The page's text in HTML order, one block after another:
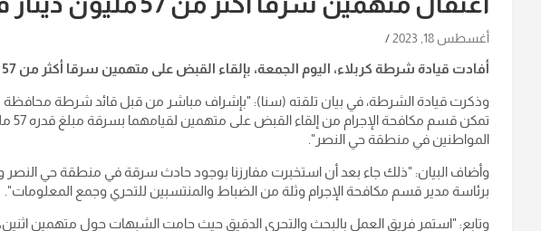
أغسطس 18, 2023
أفادت قيادة شرطة كربلاء، اليوم الجمعة، بإلقاء القبض على متهمين سرقا أكثر من 57 مليون دينار عراقي.
وذكرت قيادة الشرطة، في بيان تلقته (سنا): "بإشراف مباشر من قبل قائد شرطة محافظة
المواطنين في منطقة حي النصر".
وأضاف البيان: "ذلك جاء بعد أن استخبرت مفارزنا بوجود حادث سرقة في منطقة حي
برئاسة مدير قسم مكافحة الإجرام وثلة من الضباط والمنتسبين للتحري وجمع المعلومات".
وتابع: "استمر فريق العمل بالبحث والتحري الدقيق حيث حامت الشبهات حول متهمين